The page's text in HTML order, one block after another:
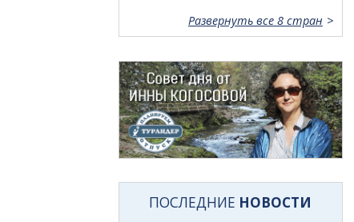
Развернуть все 8 стран
ПОСЛЕДНИЕ НОВОСТИ